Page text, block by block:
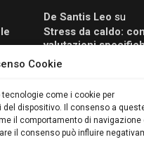
Cookie
come i cookie per
dispositivo. Il consenso a
il comportamento di navigazione
il consenso può influire
De Santis Leo su
Stress da caldo:
valutazioni
Corso
Romeo Myrtaj
Portale per la
attivo anche in
Blumatica da 80
è